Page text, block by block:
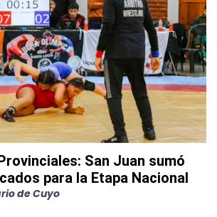
San Juan sumó
para la Etapa Nacional
de Cuyo